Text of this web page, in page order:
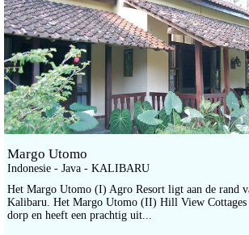
Margo Utomo
Indonesie - Java - KALIBARU
Het Margo Utomo (I) Agro Resort ligt aan de rand
Kalibaru. Het Margo Utomo (II) Hill View Cottages
dorp en heeft een prachtig uit...